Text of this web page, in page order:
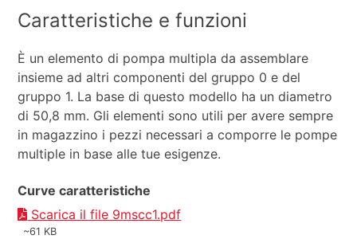
Caratteristiche e funzioni
È un elemento di pompa multipla da assemblare
insieme ad altri componenti del gruppo 0 e del
gruppo 1. La base di questo modello ha un diametro
di 50,8 mm. Gli elementi sono utili per avere sempre
in magazzino i pezzi necessari a comporre le pompe
multiple in base alle tue esigenze.
Curve caratteristiche
Scarica il file 9mscc1.pdf
~61 KB